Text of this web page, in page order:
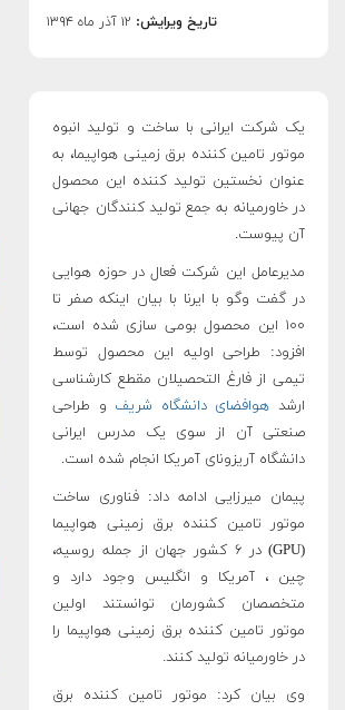
تاریخ ویرایش: ۱۲ آذر ماه ۱۳۹۴
یک شرکت ایرانی با ساخت و تولید انبوه
موتور تامین کننده برق زمینی هواپیما، به
عنوان نخستین تولید کننده این محصول
در خاورمیانه به جمع تولید کنندگان جهانی
آن پیوست.
مدیرعامل این شرکت فعال در حوزه هوایی
در گفت وگو با ایرنا با بیان اینکه صفر تا
۱۰۰ این محصول بومی سازی شده است،
افزود: طراحی اولیه این محصول توسط
تیمی از فارغ التحصیلان مقطع کارشناسی
ارشد هوافضای دانشگاه شریف و طراحی
صنعتی آن از سوی یک مدرس ایرانی
دانشگاه آریزونای آمریکا انجام شده است.
پیمان میرزایی ادامه داد: فناوری ساخت
موتور تامین کننده برق زمینی هواپیما
(GPU) در ۶ کشور جهان از جمله روسیه،
چین ، آمریکا و انگلیس وجود دارد و
متخصصان کشورمان توانستند اولین
موتور تامین کننده برق زمینی هواپیما را
در خاورمیانه تولید کنند.
وی بیان کرد: موتور تامین کننده برق